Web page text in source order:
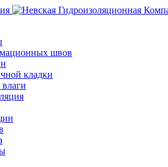
швов
кладки